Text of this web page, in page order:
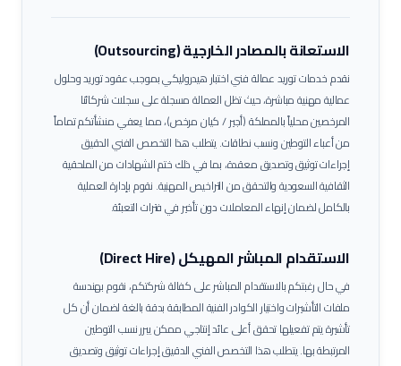
الاستعانة بالمصادر الخارجية (Outsourcing)
نقدم خدمات توريد عمالةفني اختبار هيدروليكيبموجب عقود توريد وحلول
عمالية مهنية مباشرة، حيث تظل العمالة مسجلة على سجلات شركائنا
المرخصين محلياً بالمملكة (أجير / كيان مرخص)، مما يعفي منشأتكم تماماً
من أعباء التوطين ونسب نطاقات.يتطلب هذا التخصص الفني الدقيق
إجراءات توثيق وتصديق معقدة، بما في ذلك ختم الشهادات من الملحقية
الثقافية السعودية والتحقق من التراخيص المهنية. نقوم بإدارة العملية
بالكامل لضمان إنهاء المعاملات دون تأخير في فترات التعبئة.
الاستقدام المباشر المهيكل (Direct Hire)
في حال رغبتكم بالاستقدام المباشر على كفالة شركتكم، نقوم بهندسة
ملفات التأشيرات واختيار الكوادر الفنية المطابقة بدقة بالغة لضمان أن كل
تأشيرة يتم تفعيلها تحقق أعلى عائد إنتاجي ممكن يبرر نسب التوطين
المرتبطة بها.يتطلب هذا التخصص الفني الدقيق إجراءات توثيق وتصديق